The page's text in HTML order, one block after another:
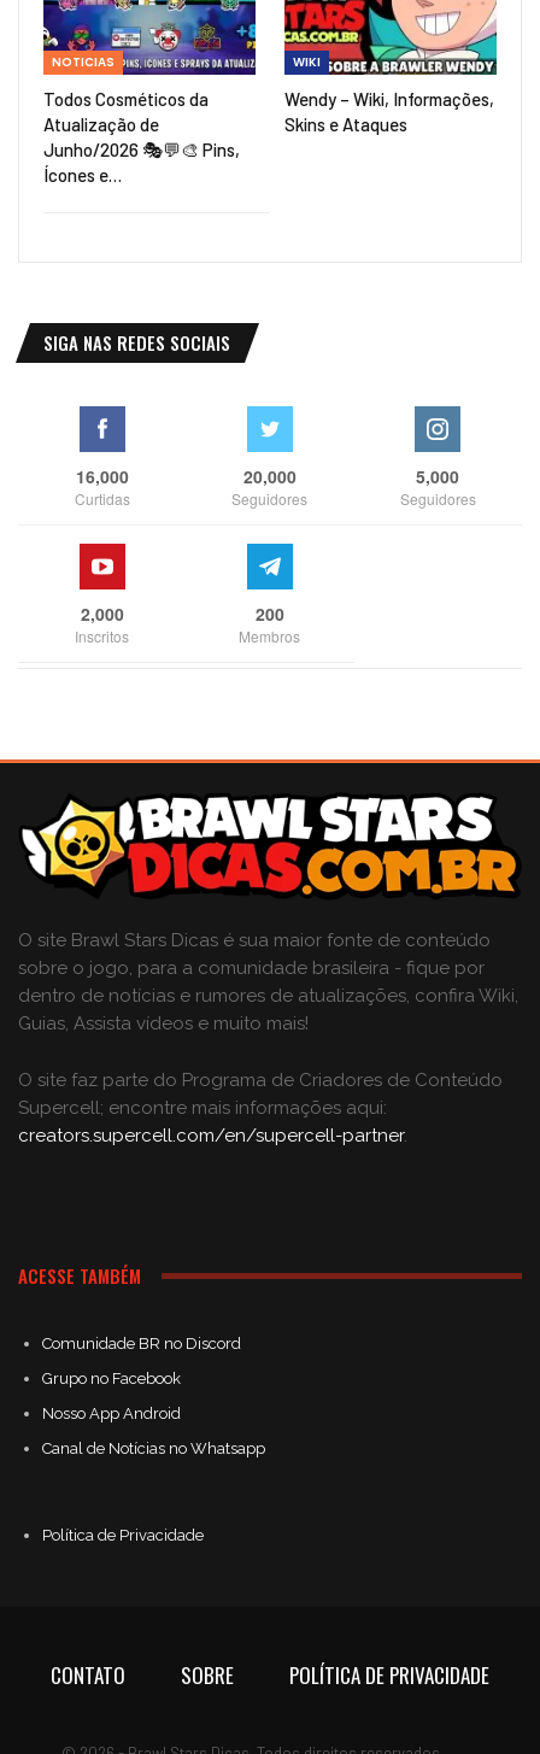
NOTICIAS
Todos Cosméticos da
Atualização de
Junho/2026 🎭💬🎨 Pins,
Ícones e…
WIKI
Wendy – Wiki, Informações,
Skins e Ataques
SIGA NAS REDES SOCIAIS
16,000
Curtidas
20,000
Seguidores
5,000
Seguidores
2,000
Inscritos
200
Membros
O site Brawl Stars Dicas é sua maior fonte de conteúdo
sobre o jogo, para a comunidade brasileira - fique por
dentro de notícias e rumores de atualizações, confira Wiki,
Guias, Assista vídeos e muito mais!
O site faz parte do Programa de Criadores de Conteúdo
Supercell; encontre mais informações aqui:
creators.supercell.com/en/supercell-partner.
ACESSE TAMBÉM
Comunidade BR no Discord
Grupo no Facebook
Nosso App Android
Canal de Notícias no Whatsapp
Política de Privacidade
CONTATO SOBRE POLÍTICA DE PRIVACIDADE